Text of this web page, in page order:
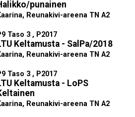
punainen
Reunakivi-areena TN A2
Taso 3 , P2017
Keltamusta - SalPa/2018
Reunakivi-areena TN A2
Taso 3 , P2017
Keltamusta - LoPS
Reunakivi-areena TN A2